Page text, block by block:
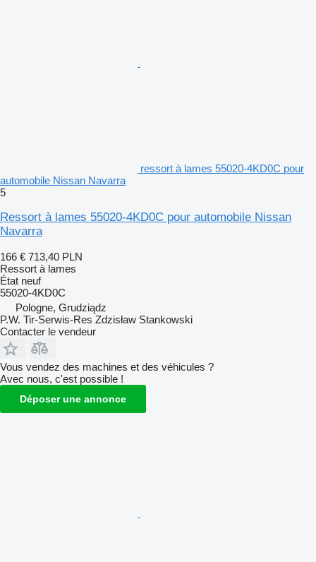
ressort à lames 55020-4KD0C pour
automobile Nissan Navarra
5
Ressort à lames 55020-4KD0C pour automobile Nissan
Navarra
166 € 713,40 PLN
Ressort à lames
État neuf
55020-4KD0C
Pologne, Grudziądz
P.W. Tir-Serwis-Res Zdzisław Stankowski
Contacter le vendeur
Vous vendez des machines et des véhicules ?
Avec nous, c'est possible !
Déposer une annonce